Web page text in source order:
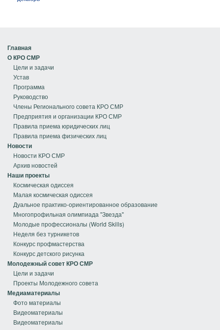
Главная
О КРО СМР
Цели и задачи
Устав
Программа
Руководство
Члены Регионального совета КРО СМР
Предприятия и организации КРО СМР
Правила приема юридических лиц
Правила приема физических лиц
Новости
Новости КРО СМР
Архив новостей
Наши проекты
Космическая одиссея
Малая космическая одиссея
Дуальное практико-ориентированное образование
Многопрофильная олимпиада "Звезда"
Молодые профессионалы (World Skills)
Неделя без турникетов
Конкурс профмастерства
Конкурс детского рисунка
Молодежный совет КРО СМР
Цели и задачи
Проекты Молодежного совета
Медиаматериалы
Фото материалы
Видеоматериалы
Видеоматериалы